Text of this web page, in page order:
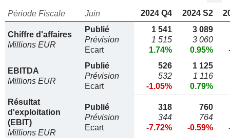
Période Fiscale Juin 2024 Q4 2024 S2
Chiffre d'affaires
Millions EUR
Publié
Prévision
Ecart
1 541
1 515
1.74%
3 089
3 060
0.95%
EBITDA
Millions EUR
Publié
Prévision
Ecart
526
532
-1.05%
1 125
1 116
0.79%
Résultat
d'exploitation
(EBIT)
Millions EUR
Publié
Prévision
Ecart
318
344
-7.72%
760
764
-0.59%